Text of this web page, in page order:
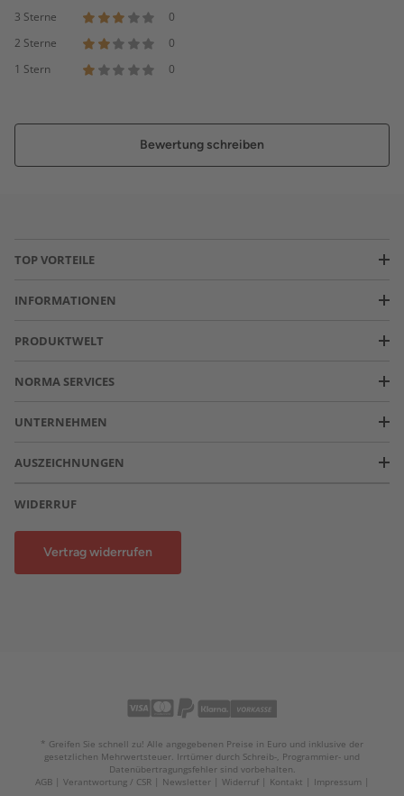
3 Sterne
0
2 Sterne
0
1 Stern
0
Bewertung schreiben
TOP VORTEILE
INFORMATIONEN
PRODUKTWELT
NORMA SERVICES
UNTERNEHMEN
AUSZEICHNUNGEN
WIDERRUF
Vertrag widerrufen
* Greifen Sie schnell zu! Alle angegebenen Preise in Euro und inklusive der
gesetzlichen Mehrwertsteuer. Irrtümer durch Schreib-, Programmier- und
Datenübertragungsfehler sind vorbehalten.
AGB
Verantwortung / CSR Newsletter Widerruf Kontakt
Impressum